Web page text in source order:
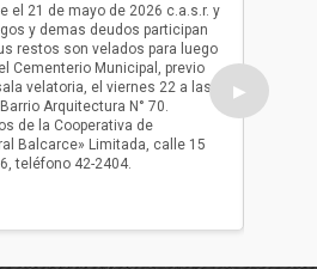
el 21 de mayo de 2026 c.a.s.r. y
y demas deudos participan
restos son velados para luego
Cementerio Municipal, previo
velatoria, el viernes 22 a las
Arquitectura N° 70.
de la Cooperativa de
Balcarce» Limitada, calle 15
teléfono 42-2404.
ser
oficio
▶